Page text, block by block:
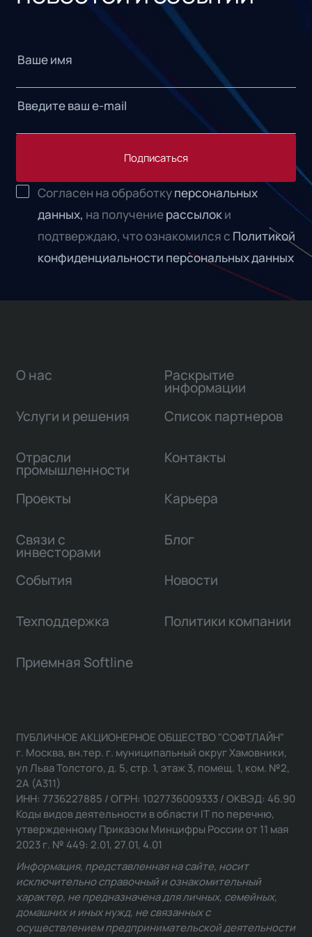
Подписаться
Согласен на обработкуперсональных
данных, на получениерассылоки
подтверждаю, что ознакомился с Политикой
конфиденциальности персональных данных
О нас
Услуги и решения
Отрасли
промышленности
Проекты
Связи с
инвесторами
Раскрытие
информации
Список партнеров
Контакты
Карьера
Блог
События Новости
Техподдержка Политики компании
Приемная Softline
ПУБЛИЧНОЕ АКЦИОНЕРНОЕ ОБЩЕСТВО "СОФТЛАЙН"
г. Москва, вн.тер. г. муниципальный округ Хамовники,
ул Льва Толстого, д. 5, стр. 1, этаж 3, помещ. 1, ком. №2,
2А (А311)
ИНН: 7736227885 / ОГРН: 1027736009333 / ОКВЭД: 46.90
Коды видов деятельности в области IT по перечню,
утвержденному Приказом Минцифры России от 11 мая
2023 г. № 449: 2.01, 27.01, 4.01
Информация, представленная на сайте, носит
исключительно справочный и ознакомительный
характер, не предназначена для личных, семейных,
домашних и иных нужд, не связанных с
осуществлением предпринимательской деятельности